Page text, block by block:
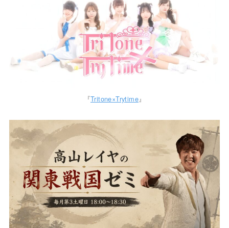
『Tritone×Trytime』